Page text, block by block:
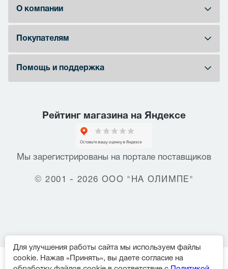
О компании
Покупателям
Помощь и поддержка
Рейтинг магазина на Яндексе
Мы зарегистрированы на портале поставщиков
© 2001 - 2026 ООО "НА ОЛИМПЕ"
Для улучшения работы сайта мы используем файлы
cookie. Нажав «Принять», вы даете согласие на